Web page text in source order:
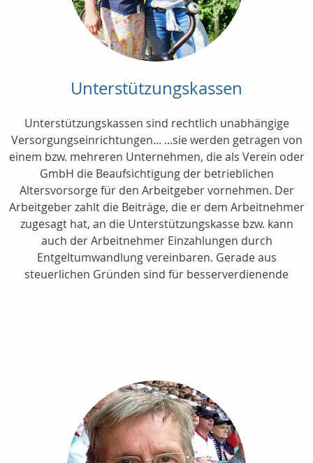
Unterstützungskassen
Unterstützungskassen sind rechtlich unabhängige
Versorgungseinrichtungen... ...sie werden getragen von
einem bzw. mehreren Unternehmen, die als Verein oder
GmbH die Beaufsichtigung der betrieblichen
Altersvorsorge für den Arbeitgeber vornehmen. Der
Arbeitgeber zahlt die Beiträge, die er dem Arbeitnehmer
zugesagt hat, an die Unterstützungskasse bzw. kann
auch der Arbeitnehmer Einzahlungen durch
Entgeltumwandlung vereinbaren. Gerade aus
steuerlichen Gründen sind für besserverdienende